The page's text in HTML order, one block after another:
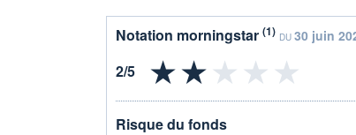
Notation morningstar (1) DU 30 juin
Risque du fonds